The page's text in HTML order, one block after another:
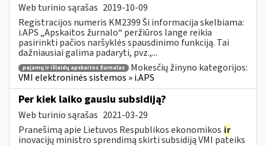
Web turinio sąrašas 2019-10-09
Registracijos numeris KM2399 Ši informacija skelbiama:
i.APS „Apskaitos žurnalo“ peržiūros lange reikia
pasirinkti pačios naršyklės spausdinimo funkciją. Tai
dažniausiai galima padaryti, pvz.,...
pajamų ir išlaidų apskaitos žurnalas
Mokesčių žinyno kategorijos:
VMI elektroninės sistemos » i.APS
Per kiek laiko gausiu subsidiją?
Web turinio sąrašas 2021-03-29
Pranešimą apie Lietuvos Respublikos ekonomikos ir
inovacijų ministro sprendimą skirti subsidiją VMI pateiks